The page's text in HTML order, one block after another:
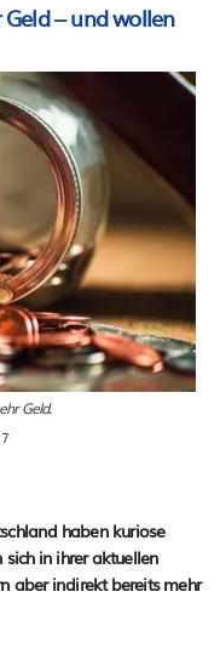
– und wollen
Geld.
7
haben kuriose
in ihrer aktuellen
aber indirekt bereits mehr